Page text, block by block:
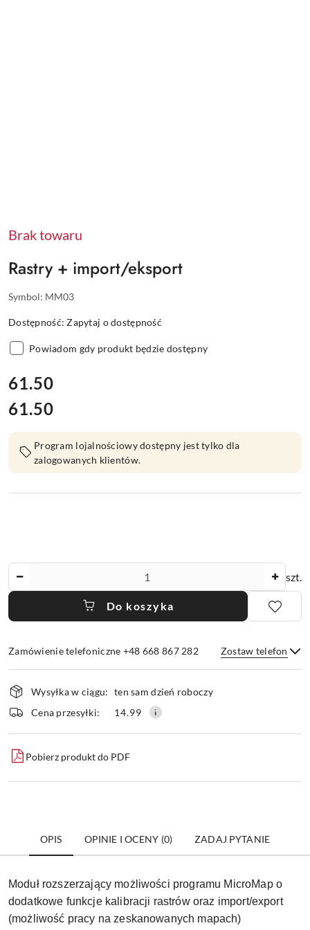
Brak towaru
Rastry + import/eksport
Symbol: MM03
Dostępność:Zapytaj o dostępność
Powiadom gdy produkt będzie dostępny
cena:
61.50
Cena:
61.50
Program lojalnościowy dostępny jest tylko dla
zalogowanych klientów.
szt.
Do koszyka
Zamówienie telefoniczne +48 668 867 282 Zostaw telefon
Wyślij
Dostępność
i
dostawa
Wysyłka w ciągu: ten sam dzień roboczy
Cena przesyłki:
14.99
Pobierz produkt do PDF
OPIS OPINIE I OCENY (0) ZADAJ PYTANIE
Moduł rozszerzający możliwości programu MicroMap o
dodatkowe funkcje kalibracji rastrów oraz import/export
(możliwość pracy na zeskanowanych mapach)